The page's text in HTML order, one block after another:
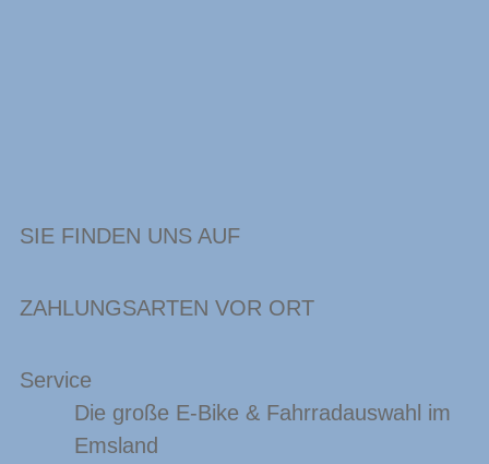
SIE FINDEN UNS AUF
ZAHLUNGSARTEN VOR ORT
Service
Die große E-Bike & Fahrradauswahl im
Emsland